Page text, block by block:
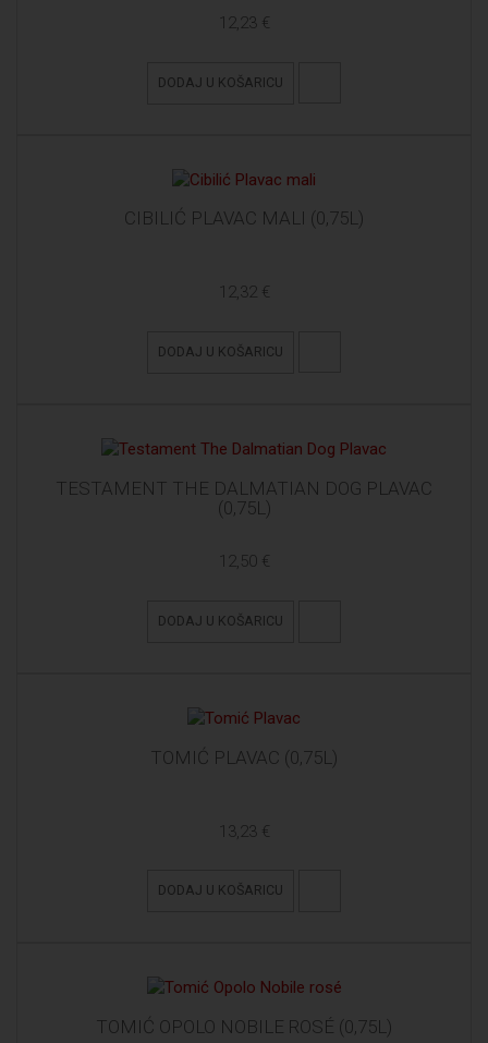
12,23 €
DODAJ U KOŠARICU
CIBILIĆ PLAVAC MALI (0,75L)
12,32 €
DODAJ U KOŠARICU
TESTAMENT THE DALMATIAN DOG PLAVAC
(0,75L)
12,50 €
DODAJ U KOŠARICU
TOMIĆ PLAVAC (0,75L)
13,23 €
DODAJ U KOŠARICU
TOMIĆ OPOLO NOBILE ROSÉ (0,75L)